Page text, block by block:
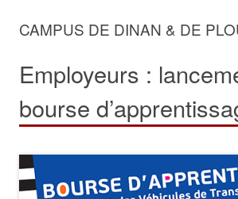
CAMPUS DE DINAN & DE
Employeurs :
bourse